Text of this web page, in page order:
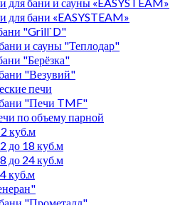
для бани «EASYSTEAM»
"Grill`D"
и сауны "Теплодар"
"Берёзка"
"Везувий"
печи
"Печи TMF"
по объему парной
куб.м
до 18 куб.м
до 24 куб.м
куб.м